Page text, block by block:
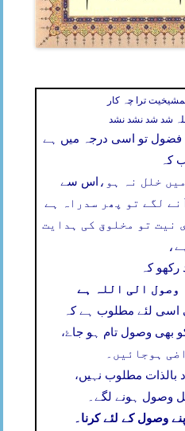
ترا چہ کار
شد شد نشد نشد
تو اسی درجہ میں ہے
کہ
اس سے خلل نہ ہو،
لگے تو پھر سدراہ ہے
نیت تو مخلوق کی ہدایت
ہے،
رکھو کہ
وصول الی اللہ ہے
اسی لئے مطلوب ہے کہ
بھی وصول تام ہو جاۓ،
ہوجائیں۔
بالذات مطلوب نہیں،
ہونے لگے۔
وصول کے لئے کرنا۔